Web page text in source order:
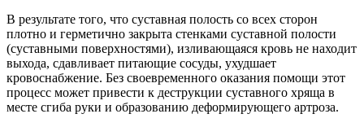
В результате того, что суставная полость со всех сторон
плотно и герметично закрыта стенками суставной полости
(суставными поверхностями), изливающаяся кровь не находит
выхода, сдавливает питающие сосуды, ухудшает
кровоснабжение. Без своевременного оказания помощи этот
процесс может привести к деструкции суставного хряща в
месте сгиба руки и образованию деформирующего артроза.